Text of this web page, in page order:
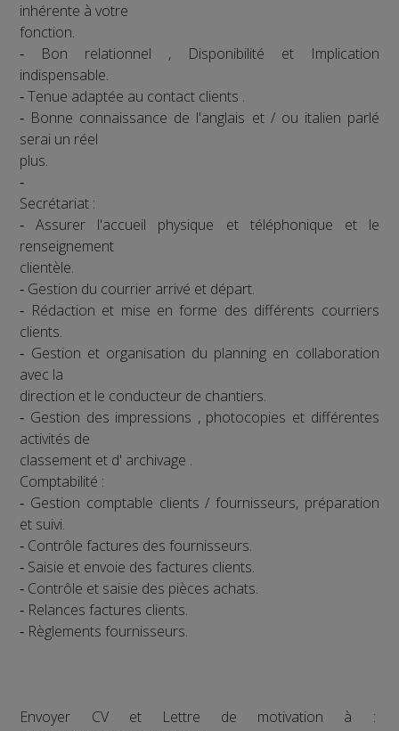
inhérente à votre
fonction.
⁃ Bon relationnel , Disponibilité et Implication
indispensable.
⁃ Tenue adaptée au contact clients .
⁃ Bonne connaissance de l'anglais et / ou italien parlé
serai un réel
plus.
⁃
Secrétariat :
⁃ Assurer l'accueil physique et téléphonique et le
renseignement
clientèle.
⁃ Gestion du courrier arrivé et départ.
⁃ Rédaction et mise en forme des différents courriers
clients.
⁃ Gestion et organisation du planning en collaboration
avec la
direction et le conducteur de chantiers.
⁃ Gestion des impressions , photocopies et différentes
activités de
classement et d' archivage .
Comptabilité :
⁃ Gestion comptable clients / fournisseurs, préparation
et suivi.
⁃ Contrôle factures des fournisseurs.
⁃ Saisie et envoie des factures clients.
⁃ Contrôle et saisie des pièces achats.
⁃ Relances factures clients.
⁃ Règlements fournisseurs.
Envoyer CV et Lettre de motivation à :